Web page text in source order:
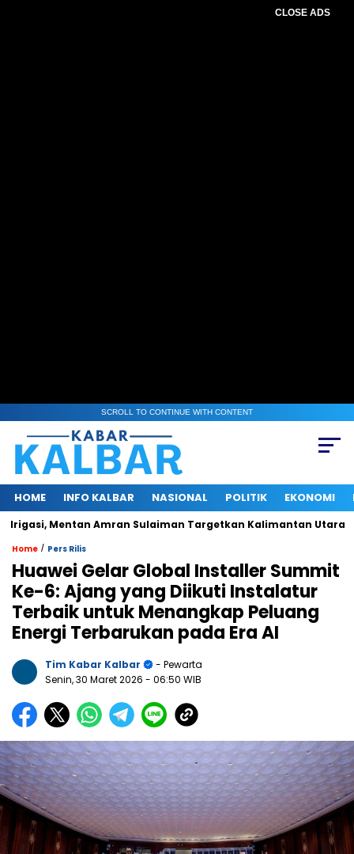
CLOSE ADS
SCROLL TO CONTINUE WITH CONTENT
HOME INFO KALBAR NASIONAL POLITIK EKONOMI
Mentan Amran Sulaiman Targetkan Kalimantan Utara Panen
Home / Pers Rilis
Huawei Gelar Global Installer Summit
Ke-6: Ajang yang Diikuti Instalatur
Terbaik untuk Menangkap Peluang
Energi Terbarukan pada Era AI
Tim Kabar Kalbar
- Pewarta
Senin, 30 Maret 2026 - 06:50 WIB